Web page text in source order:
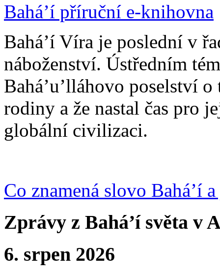
Bahá’í příruční e-knihovna
Bahá’í Víra je poslední v
náboženství. Ústředním
Bahá’u’lláhovo poselství
rodiny a že nastal čas pro
globální civilizaci.
Co znamená slovo Bahá’í
Zprávy z Bahá’í světa v
6. srpen 2026